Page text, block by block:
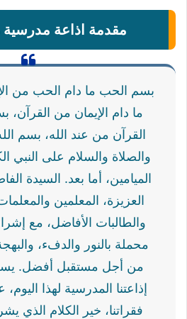
مقدمة اذاعة مدرسية
بسم الحب ما دام الحب من
ما دام الإيمان من القرآن،
القرآن من عند الله، بسم
والصلاة والسلام على النبي
الميامين، أما بعد. السيدة
العزيزة، المعلمين
والطالبات الأفاضل، مع
محملة بالنور والدفء،
من أجل مستقبل أفضل.
إذاعتنا المدرسية لهذا
فقراتنا، خير الكلام الذي